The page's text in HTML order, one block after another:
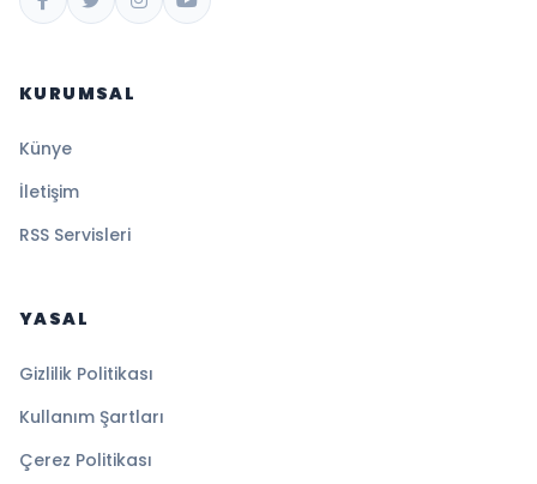
KURUMSAL
Künye
İletişim
RSS Servisleri
YASAL
Gizlilik Politikası
Kullanım Şartları
Çerez Politikası